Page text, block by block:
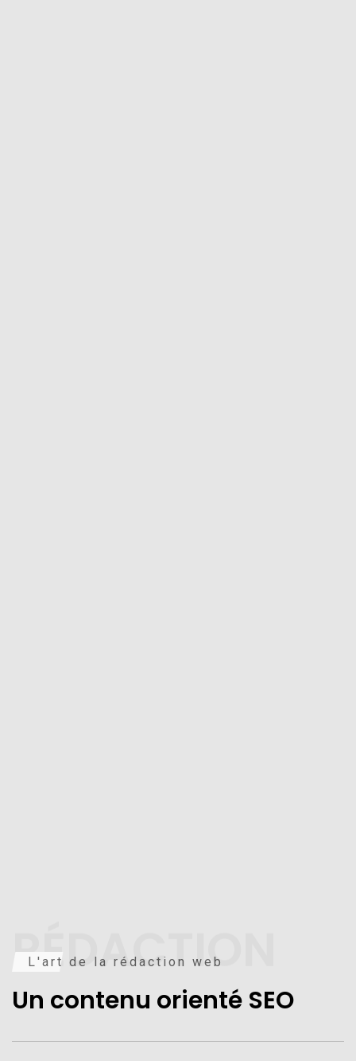
RÉDACTION
L'art de la rédaction web
Un contenu orienté SEO